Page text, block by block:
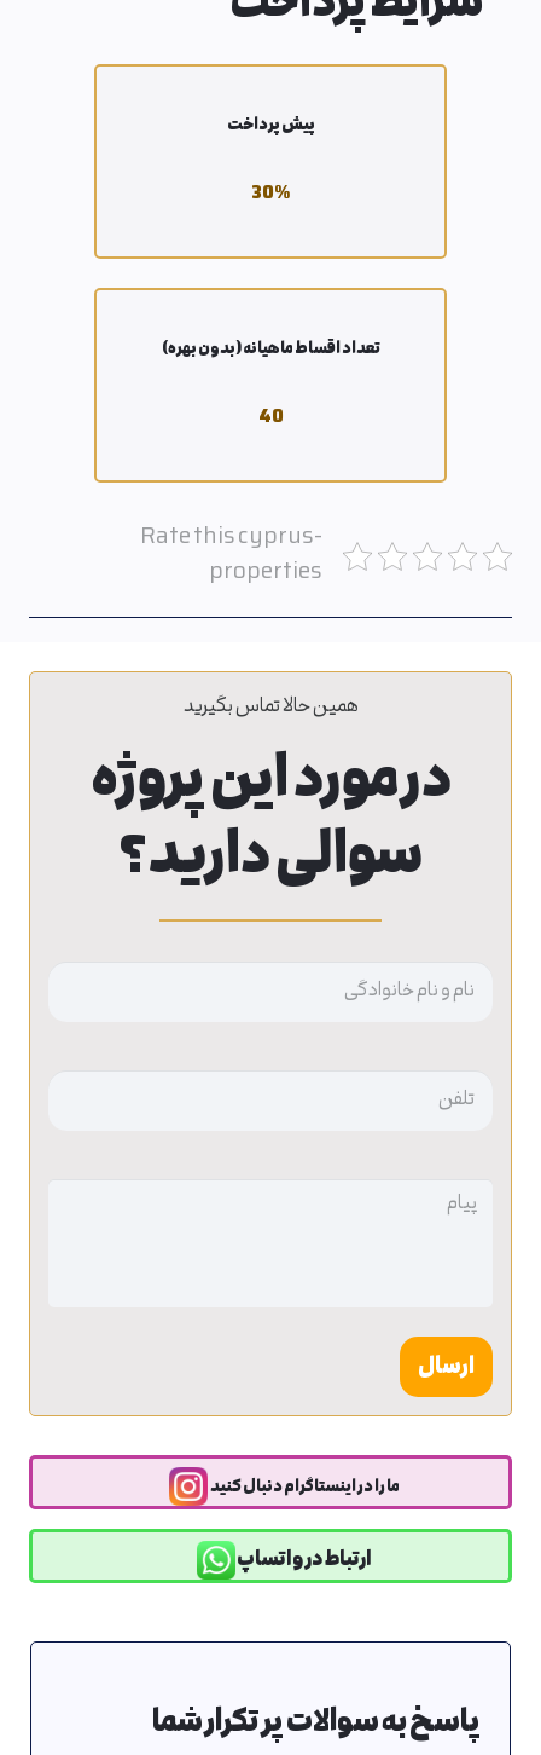
پیش پرداخت
%
30
تعداد اقساط ماهیانه (بدون بهره)
40
Rate this cyprus-
properties
همین حالا تماس بگیرید
در مورد این پروژه
سوالی دارید؟
بدون
بدون
ما را در اینستاگرام دنبال کنید
ارتباط در واتساپ
پاسخ به سوالات پر تکرار شما